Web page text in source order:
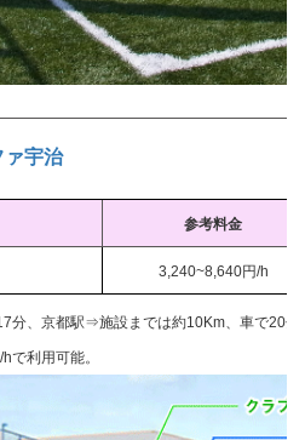
ァ宇治
参考料金
3,240~8,640円/h
分、京都駅⇒施設までは約10Km、車で20
で利用可能。